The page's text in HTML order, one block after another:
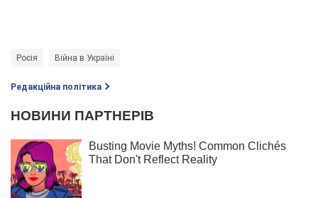
Росія Війна в Україні
Редакційна політика